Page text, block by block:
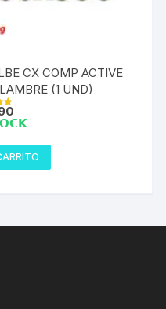
CX COMP ACTIVE
(1 UND)